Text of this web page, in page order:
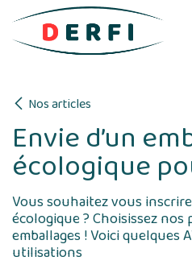
Se rendre au contenu
Nos articles
Envie d’un
écologique
Vous souhaitez vous
écologique ? Choisissez
emballages ! Voici quelques
utilisations